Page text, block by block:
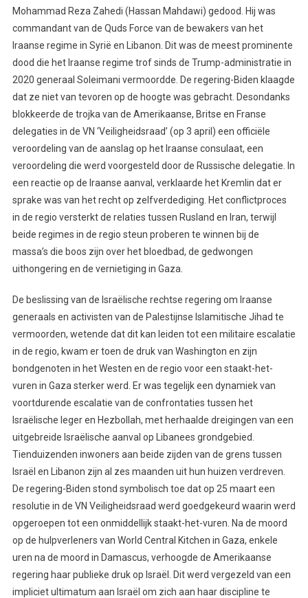
Mohammad Reza Zahedi (Hassan Mahdawi) gedood. Hij was
commandant van de Quds Force van de bewakers van het
Iraanse regime in Syrië en Libanon. Dit was de meest prominente
dood die het Iraanse regime trof sinds de Trump-administratie in
2020 generaal Soleimani vermoordde. De regering-Biden klaagde
dat ze niet van tevoren op de hoogte was gebracht. Desondanks
blokkeerde de trojka van de Amerikaanse, Britse en Franse
delegaties in de VN ‘Veiligheidsraad’ (op 3 april) een officiële
veroordeling van de aanslag op het Iraanse consulaat, een
veroordeling die werd voorgesteld door de Russische delegatie. In
een reactie op de Iraanse aanval, verklaarde het Kremlin dat er
sprake was van het recht op zelfverdediging. Het conflictproces
in de regio versterkt de relaties tussen Rusland en Iran, terwijl
beide regimes in de regio steun proberen te winnen bij de
massa’s die boos zijn over het bloedbad, de gedwongen
uithongering en de vernietiging in Gaza.
De beslissing van de Israëlische rechtse regering om Iraanse
generaals en activisten van de Palestijnse Islamitische Jihad te
vermoorden, wetende dat dit kan leiden tot een militaire escalatie
in de regio, kwam er toen de druk van Washington en zijn
bondgenoten in het Westen en de regio voor een staakt-het-
vuren in Gaza sterker werd. Er was tegelijk een dynamiek van
voortdurende escalatie van de confrontaties tussen het
Israëlische leger en Hezbollah, met herhaalde dreigingen van een
uitgebreide Israëlische aanval op Libanees grondgebied.
Tienduizenden inwoners aan beide zijden van de grens tussen
Israël en Libanon zijn al zes maanden uit hun huizen verdreven.
De regering-Biden stond symbolisch toe dat op 25 maart een
resolutie in de VN Veiligheidsraad werd goedgekeurd waarin werd
opgeroepen tot een onmiddellijk staakt-het-vuren. Na de moord
op de hulpverleners van World Central Kitchen in Gaza, enkele
uren na de moord in Damascus, verhoogde de Amerikaanse
regering haar publieke druk op Israël. Dit werd vergezeld van een
impliciet ultimatum aan Israël om zich aan haar discipline te